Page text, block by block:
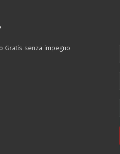
Gratis senza impegno